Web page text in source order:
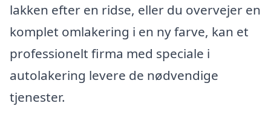
lakken efter en ridse, eller du overvejer en
komplet omlakering i en ny farve, kan et
professionelt firma med speciale i
autolakering levere de nødvendige
tjenester.